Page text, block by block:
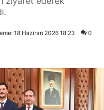
18 Haziran 2026 18:23 0